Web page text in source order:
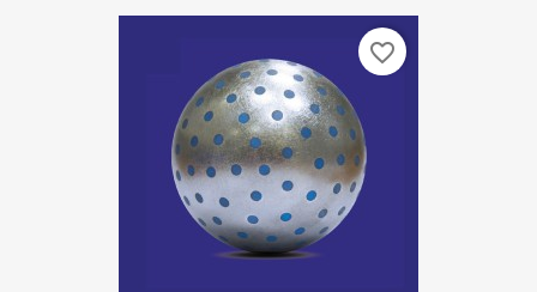
favorite_border